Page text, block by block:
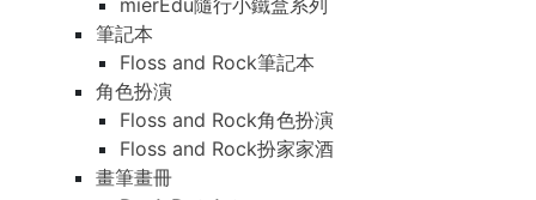
mierEdu隨行小鐵盒系列
筆記本
Floss and Rock筆記本
角色扮演
Floss and Rock角色扮演
Floss and Rock扮家家酒
畫筆畫冊